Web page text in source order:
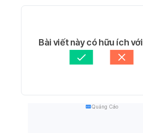
Bài viết này có hữu ích
Quảng Cáo